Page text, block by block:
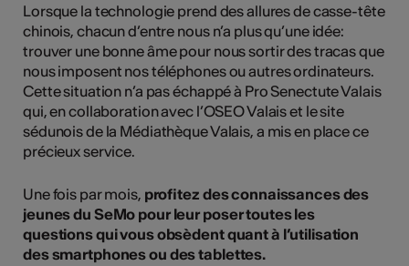
Lorsque la technologie prend des allures de casse-tête
chinois, chacun d’entre nous n’a plus qu’une idée:
trouver une bonne âme pour nous sortir des tracas que
nous imposent nos téléphones ou autres ordinateurs.
Cette situation n’a pas échappé à Pro Senectute Valais
qui, en collaboration avec l’OSEO Valais et le site
sédunois de la Médiathèque Valais, a mis en place ce
précieux service.
Une fois par mois, profitez des connaissances des
jeunes du SeMo pour leur poser toutes les
questions qui vous obsèdent quant à l’utilisation
des smartphones ou des tablettes.